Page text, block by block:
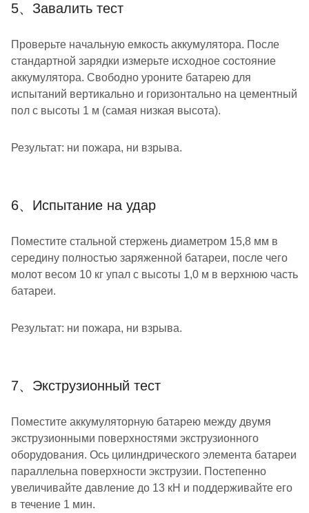
5、Завалить тест
Проверьте начальную емкость аккумулятора. После
стандартной зарядки измерьте исходное состояние
аккумулятора. Свободно уроните батарею для
испытаний вертикально и горизонтально на цементный
пол с высоты 1 м (самая низкая высота).
Результат: ни пожара, ни взрыва.
6、Испытание на удар
Поместите стальной стержень диаметром 15,8 мм в
середину полностью заряженной батареи, после чего
молот весом 10 кг упал с высоты 1,0 м в верхнюю часть
батареи.
Результат: ни пожара, ни взрыва.
7、Экструзионный тест
Поместите аккумуляторную батарею между двумя
экструзионными поверхностями экструзионного
оборудования. Ось цилиндрического элемента батареи
параллельна поверхности экструзии. Постепенно
увеличивайте давление до 13 кН и поддерживайте его
в течение 1 мин.